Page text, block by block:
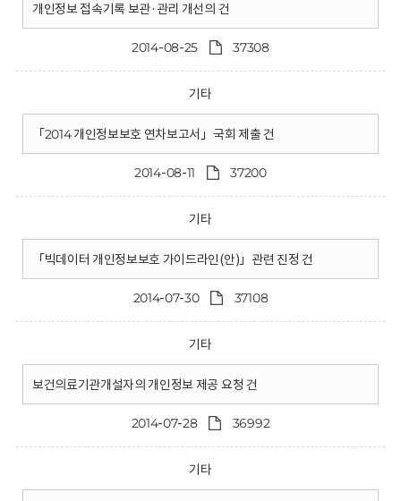
개인정보 접속기록 보관·관리 개선의 건
2014-08-25 37308
기타
「2014 개인정보보호 연차보고서」국회 제출 건
2014-08-11 37200
기타
「빅데이터 개인정보보호 가이드라인(안)」관련 진정 건
2014-07-30 37108
기타
보건의료기관개설자의 개인정보 제공 요청 건
2014-07-28 36992
기타